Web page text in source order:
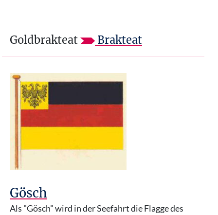
Goldbrakteat Brakteat
Gösch
Als "Gösch" wird in der Seefahrt die Flagge des